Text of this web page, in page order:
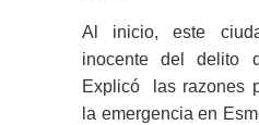
Al inicio, este
inocente del delito
Explicó las razones
la emergencia en